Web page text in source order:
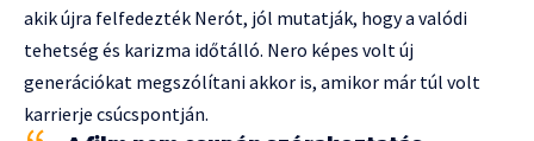
akik újra felfedezték Nerót, jól mutatják, hogy a valódi
tehetség és karizma időtálló. Nero képes volt új
generációkat megszólítani akkor is, amikor már túl volt
karrierje csúcspontján.